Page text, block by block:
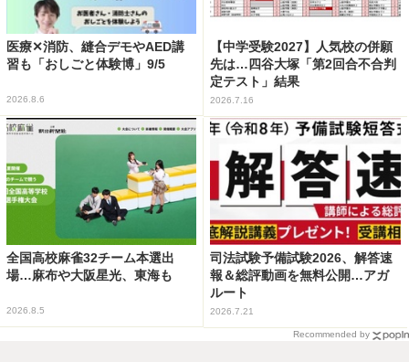
医療✕消防、縫合デモやAED講
習も「おしごと体験博」9/5
2026.8.6
【中学受験2027】人気校の併願
先は…四谷大塚「第2回合不合判
定テスト」結果
2026.7.16
全国高校麻雀32チーム本選出
場…麻布や大阪星光、東海も
2026.8.5
司法試験予備試験2026、解答速
報＆総評動画を無料公開…アガ
ルート
2026.7.21
Recommended by